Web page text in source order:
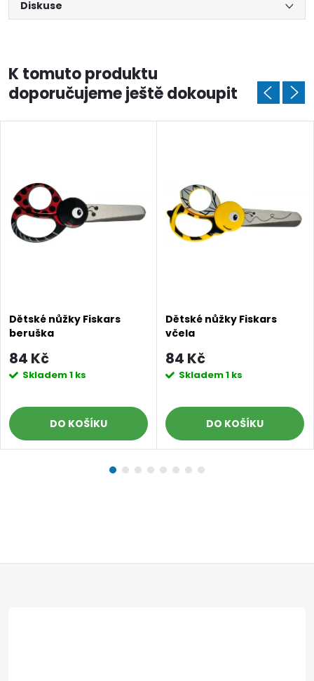
Diskuse
K tomuto produktu
doporučujeme ještě dokoupit
Dětské nůžky Fiskars
beruška
84 Kč
Skladem1 ks
DO KOŠÍKU
Dětské nůžky Fiskars
včela
84 Kč
Skladem1 ks
DO KOŠÍKU